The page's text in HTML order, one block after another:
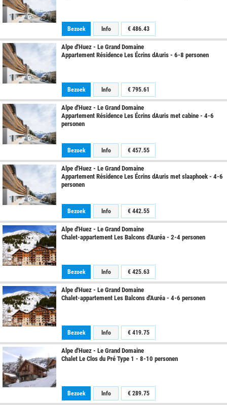
Bezoek Info € 486.43
Alpe d'Huez - Le Grand Domaine
Appartement Résidence Les Écrins dAuris - 6-8 personen
Bezoek Info € 795.61
Alpe d'Huez - Le Grand Domaine
Appartement Résidence Les Écrins dAuris met cabine - 4-6
personen
Bezoek Info € 457.55
Alpe d'Huez - Le Grand Domaine
Appartement Résidence Les Écrins dAuris met slaaphoek - 4-6
personen
Bezoek Info € 442.55
Alpe d'Huez - Le Grand Domaine
Chalet-appartement Les Balcons d'Auréa - 2-4 personen
Bezoek Info € 425.63
Alpe d'Huez - Le Grand Domaine
Chalet-appartement Les Balcons d'Auréa - 4-6 personen
Bezoek Info € 419.75
Alpe d'Huez - Le Grand Domaine
Chalet Le Clos du Pré Type 1 - 8-10 personen
Bezoek Info € 289.75